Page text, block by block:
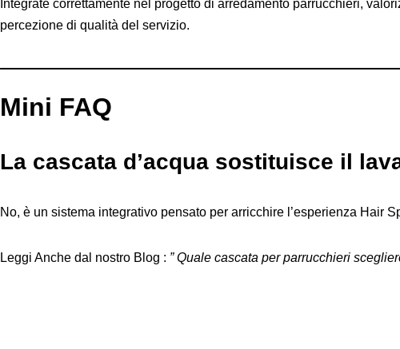
Integrate correttamente nel progetto di arredamento parrucchieri,
percezione di qualità del servizio.
Mini FAQ
La cascata d’acqua sostituisce il
No, è un sistema integrativo pensato per arricchire l’esperienza Hair
Leggi Anche dal nostro Blog : ” Quale cascata per parrucchieri